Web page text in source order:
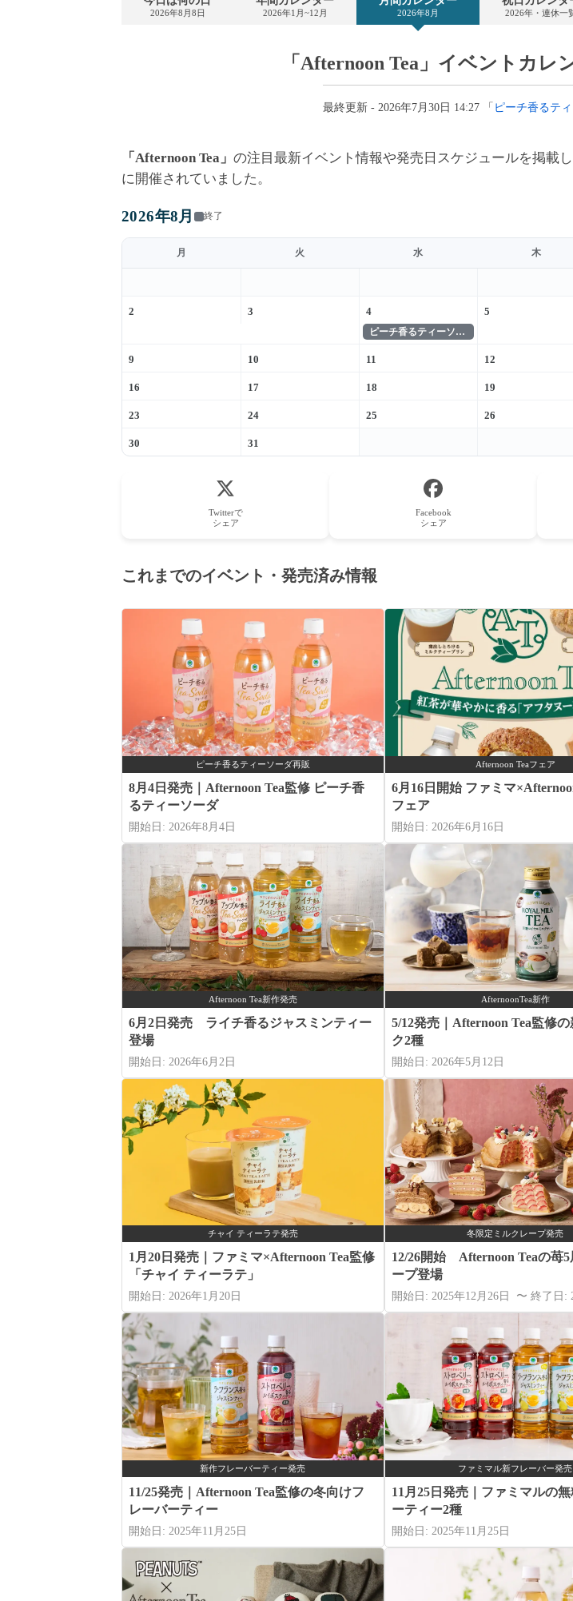
レ
ン
ー
2026年8月8日 2026年1月~12月 2026年8月 2026年・連休一
「Afternoon Tea」イベントカ
最終更新 - 2026年7月30日 14:27 「 ピーチ香るテ
「Afternoon Tea」 の注目最新イベント情報や発売日スケジュールを掲載
に開催されていました。
2026年8月 終了
月 火 水 木
2 3 4 5
ピーチ香るティーソーダ再販
9 10 11 12
16 17 18 19
23 24 25 26
30 31
Twitterで
シェア
Facebook
シェア
これまでのイベント・発売済み情報
ピーチ香るティーソーダ再販
8月4日発売｜Afternoon Tea監修 ピーチ香
るティーソーダ
開始日: 2026年8月4日
Afternoon Teaフェア
6月16日開始 ファミマ
フェア
開始日: 2026年6月16日
Afternoon Tea新作発売
6月2日発売 ライチ香るジャスミンティー
登場
開始日: 2026年6月2日
AfternoonTea新作
5/12発売｜Afternoon Tea監修
ク2種
開始日: 2026年5月12日
チャイ ティーラテ発売
1月20日発売｜ファミマ×Afternoon Tea監修
「チャイ ティーラテ」
開始日: 2026年1月20日
冬限定ミルクレープ発売
12/26開始 Afternoon Teaの苺5
ープ登場
開始日: 2025年12月26日 〜 終了日:
新作フレーバーティー発売
11/25発売｜Afternoon Tea監修の冬向けフ
レーバーティー
開始日: 2025年11月25日
ファミマル新フレーバー発売
11月25日発売｜ファミマルの
ーティー2種
開始日: 2025年11月25日